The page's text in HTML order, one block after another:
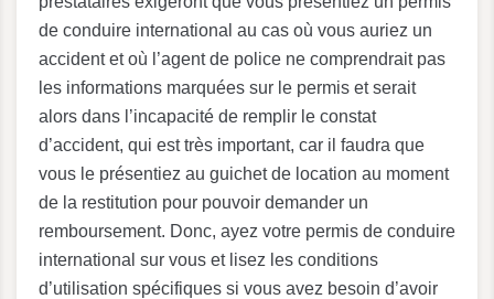
de conduire international au cas où vous auriez un
accident et où l’agent de police ne comprendrait pas
les informations marquées sur le permis et serait
alors dans l’incapacité de remplir le constat
d’accident, qui est très important, car il faudra que
vous le présentiez au guichet de location au moment
de la restitution pour pouvoir demander un
remboursement. Donc, ayez votre permis de conduire
international sur vous et lisez les conditions
d’utilisation spécifiques si vous avez besoin d’avoir